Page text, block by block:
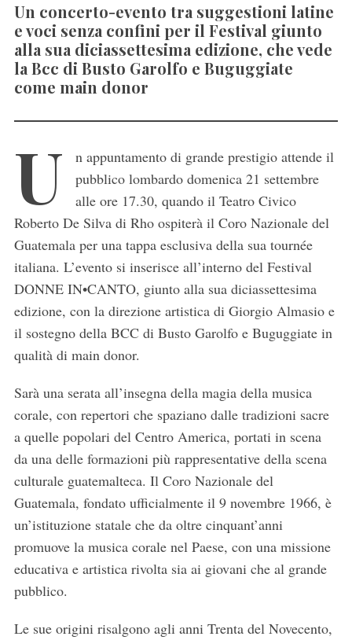
Un concerto-evento tra suggestioni latine
e voci senza confini per il Festival giunto
alla sua diciassettesima edizione, che vede
la Bcc di Busto Garolfo e Buguggiate
come main donor
U
n appuntamento di grande prestigio attende il
pubblico lombardo domenica 21 settembre
alle ore 17.30, quando il Teatro Civico
Roberto De Silva di Rho ospiterà il Coro Nazionale del
Guatemala per una tappa esclusiva della sua tournée
italiana. L’evento si inserisce all’interno del Festival
DONNE IN•CANTO, giunto alla sua diciassettesima
edizione, con la direzione artistica di Giorgio Almasio e
il sostegno della BCC di Busto Garolfo e Buguggiate in
qualità di main donor.
Sarà una serata all’insegna della magia della musica
corale, con repertori che spaziano dalle tradizioni sacre
a quelle popolari del Centro America, portati in scena
da una delle formazioni più rappresentative della scena
culturale guatemalteca. Il Coro Nazionale del
Guatemala, fondato ufficialmente il 9 novembre 1966, è
un’istituzione statale che da oltre cinquant’anni
promuove la musica corale nel Paese, con una missione
educativa e artistica rivolta sia ai giovani che al grande
pubblico.
Le sue origini risalgono agli anni Trenta del Novecento,